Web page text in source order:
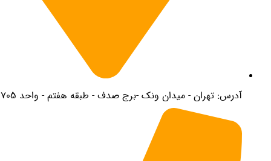
آدرس: تهران - میدان ونک -برج صدف - طبقه هفتم - واحد 705